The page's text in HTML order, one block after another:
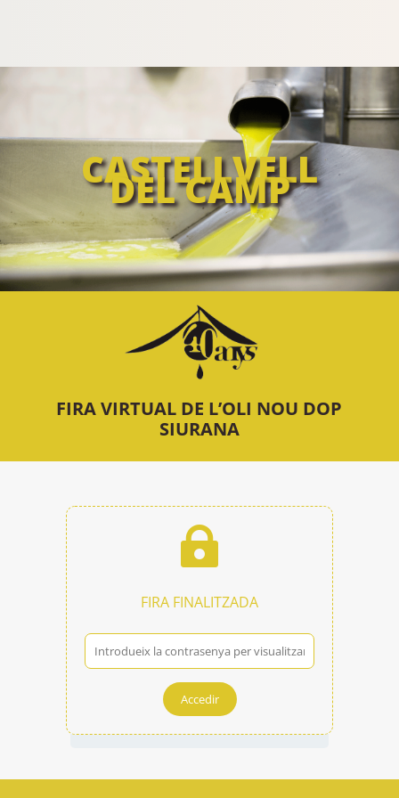
CASTELLVELL
DEL CAMP
FIRA VIRTUAL DE L’OLI NOU DOP
SIURANA

FIRA FINALITZADA
Accedir